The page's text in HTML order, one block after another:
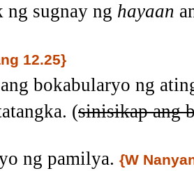
ng sugnay ng hayaan
12.25}
ang bokabularyo ng
(sinisikap ang
ng pamilya. {W